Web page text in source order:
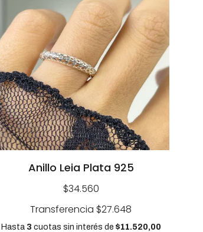
Anillo Leia Plata 925
$34.560
Transferencia $27.648
Hasta 3 cuotas sin interés de $11.520,00